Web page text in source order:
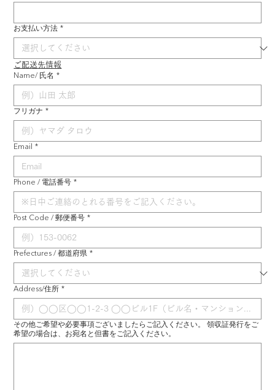
お支払い方法 *
ご配送先情報
Name/ 氏名 *
フリガナ *
Email *
Phone / 電話番号 *
Post Code / 郵便番号 *
Prefectures / 都道府県 *
Address/住所 *
その他ご希望や必要事項ございましたらご記入ください。 領収証発行をご
希望の場合は、お宛名と但書をご記入ください。